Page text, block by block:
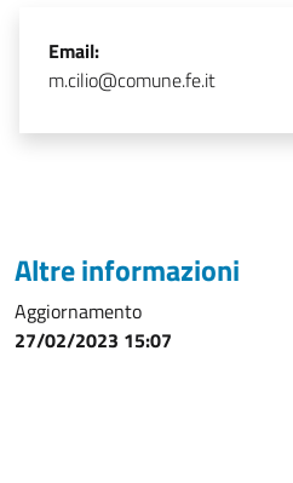
Email:
m.cilio@comune.fe.it
Altre informazioni
Aggiornamento
27/02/2023 15:07